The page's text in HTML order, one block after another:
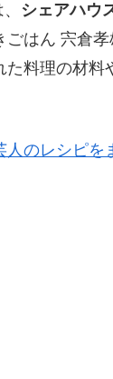
シェアハウ
はん 宍倉
料理の材
人のレシピを